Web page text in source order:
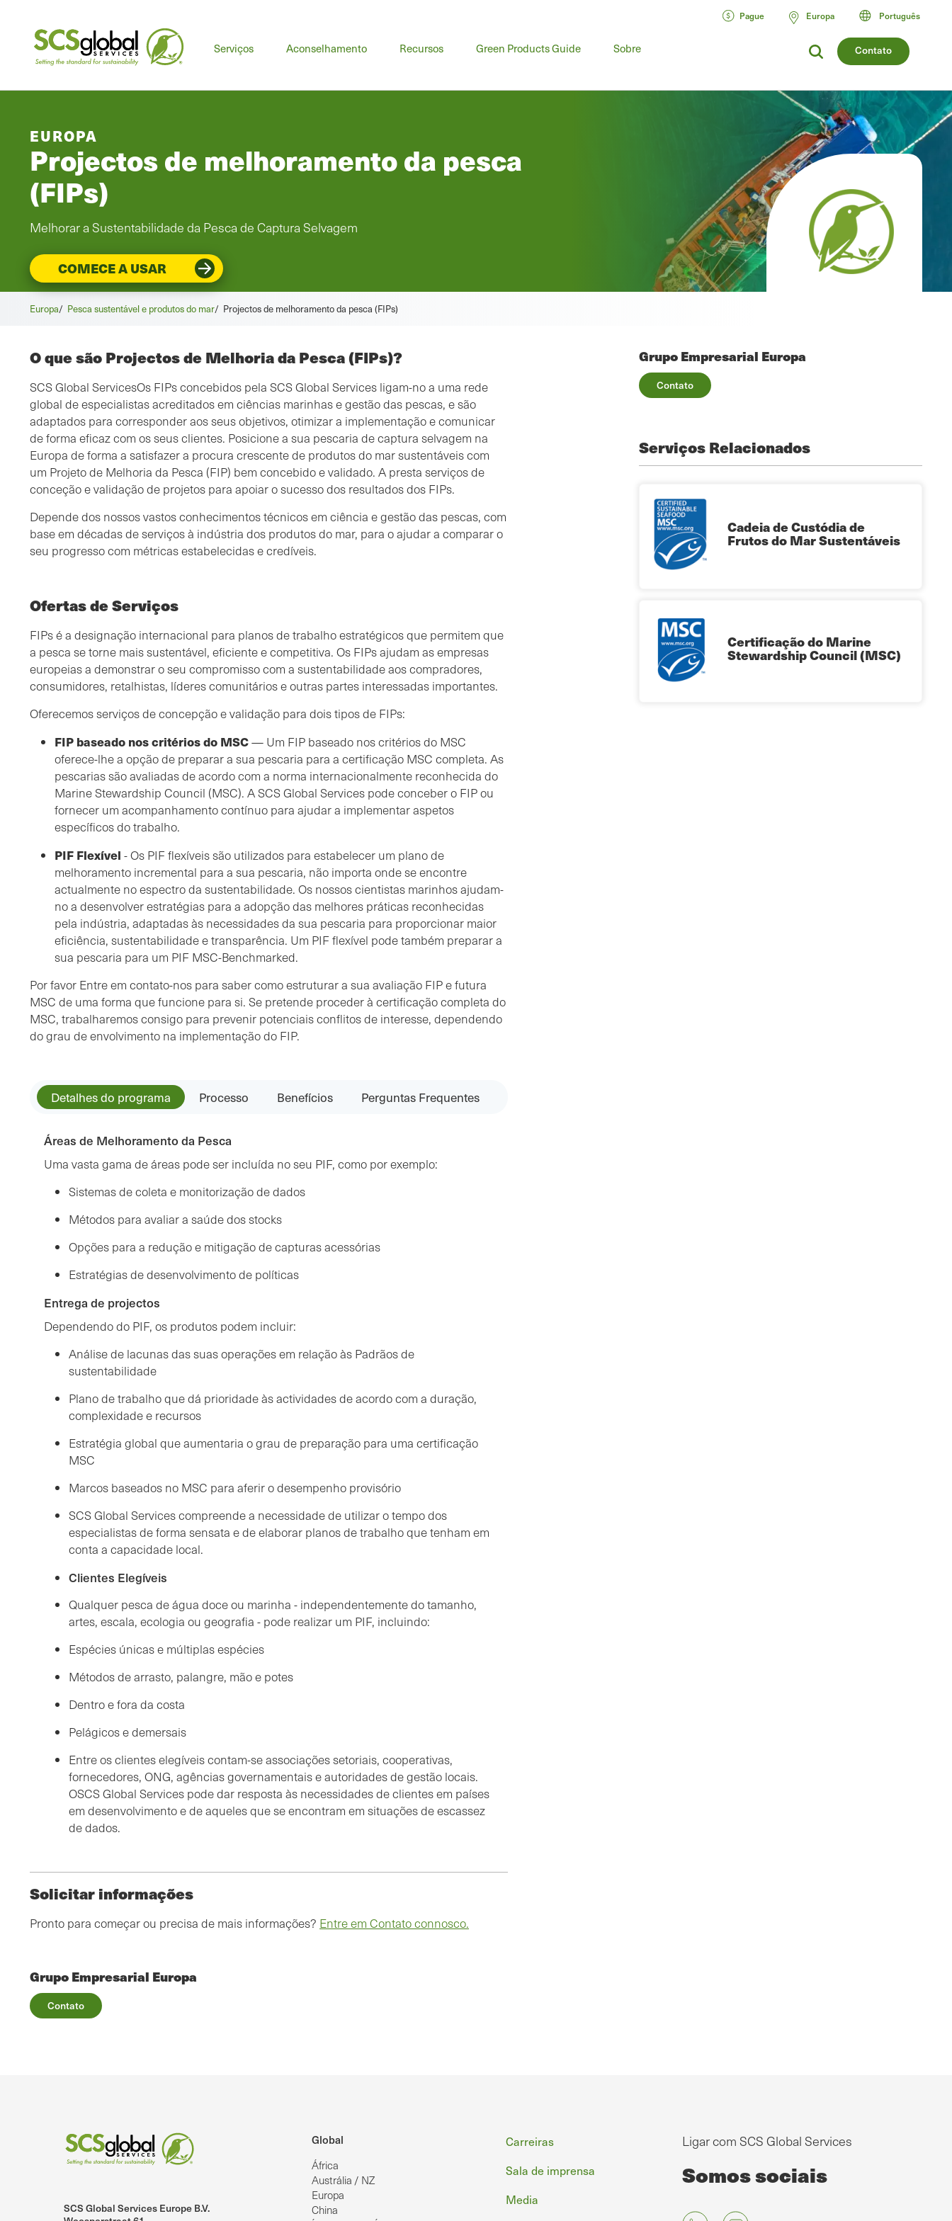
Contato
Serviços Aconselhamento Recursos Green Products Guide Sobre
Pague Europa Português
EUROPA
Projectos de melhoramento da pesca
(FIPs)
Melhorar a Sustentabilidade da Pesca de Captura Selvagem
COMECE A USAR
Europa/ Pesca sustentável e produtos do mar/ Projectos de melhoramento da pesca (FIPs)
Grupo Empresarial Europa
Contato
O que são Projectos de Melhoria da Pesca (FIPs)?
SCS Global ServicesOs FIPs concebidos pela SCS Global Services ligam-no a uma rede
global de especialistas acreditados em ciências marinhas e gestão das pescas, e são
adaptados para corresponder aos seus objetivos, otimizar a implementação e comunicar
de forma eficaz com os seus clientes. Posicione a sua pescaria de captura selvagem na
Europa de forma a satisfazer a procura crescente de produtos do mar sustentáveis com
um Projeto de Melhoria da Pesca (FIP) bem concebido e validado. A presta serviços de
conceção e validação de projetos para apoiar o sucesso dos resultados dos FIPs.
Depende dos nossos vastos conhecimentos técnicos em ciência e gestão das pescas, com
base em décadas de serviços à indústria dos produtos do mar, para o ajudar a comparar o
seu progresso com métricas estabelecidas e credíveis.
Ofertas de Serviços
FIPs é a designação internacional para planos de trabalho estratégicos que permitem que
a pesca se torne mais sustentável, eficiente e competitiva. Os FIPs ajudam as empresas
europeias a demonstrar o seu compromisso com a sustentabilidade aos compradores,
consumidores, retalhistas, líderes comunitários e outras partes interessadas importantes.
Oferecemos serviços de concepção e validação para dois tipos de FIPs:
FIP baseado nos critérios do MSC— Um FIP baseado nos critérios do MSC
oferece-lhe a opção de preparar a sua pescaria para a certificação MSC completa. As
pescarias são avaliadas de acordo com a norma internacionalmente reconhecida do
Marine Stewardship Council (MSC). A SCS Global Services pode conceber o FIP ou
fornecer um acompanhamento contínuo para ajudar a implementar aspetos
específicos do trabalho.
PIF Flexível - Os PIF flexíveis são utilizados para estabelecer um plano de
melhoramento incremental para a sua pescaria, não importa onde se encontre
actualmente no espectro da sustentabilidade. Os nossos cientistas marinhos ajudam-
no a desenvolver estratégias para a adopção das melhores práticas reconhecidas
pela indústria, adaptadas às necessidades da sua pescaria para proporcionar maior
eficiência, sustentabilidade e transparência. Um PIF flexível pode também preparar a
sua pescaria para um PIF MSC-Benchmarked.
Por favor Entre em contato-nos para saber como estruturar a sua avaliação FIP e futura
MSC de uma forma que funcione para si. Se pretende proceder à certificação completa do
MSC, trabalharemos consigo para prevenir potenciais conflitos de interesse, dependendo
do grau de envolvimento na implementação do FIP.
Detalhes do programa Processo Benefícios Perguntas Frequentes
Áreas de Melhoramento da Pesca
Uma vasta gama de áreas pode ser incluída no seu PIF, como por exemplo:
Sistemas de coleta e monitorização de dados
Métodos para avaliar a saúde dos stocks
Opções para a redução e mitigação de capturas acessórias
Estratégias de desenvolvimento de políticas
Entrega de projectos
Dependendo do PIF, os produtos podem incluir:
Análise de lacunas das suas operações em relação às Padrãos de
sustentabilidade
Plano de trabalho que dá prioridade às actividades de acordo com a duração,
complexidade e recursos
Estratégia global que aumentaria o grau de preparação para uma certificação
MSC
Marcos baseados no MSC para aferir o desempenho provisório
SCS Global Services compreende a necessidade de utilizar o tempo dos
especialistas de forma sensata e de elaborar planos de trabalho que tenham em
conta a capacidade local.
Clientes Elegíveis
Qualquer pesca de água doce ou marinha - independentemente do tamanho,
artes, escala, ecologia ou geografia - pode realizar um PIF, incluindo:
Espécies únicas e múltiplas espécies
Métodos de arrasto, palangre, mão e potes
Dentro e fora da costa
Pelágicos e demersais
Entre os clientes elegíveis contam-se associações setoriais, cooperativas,
fornecedores, ONG, agências governamentais e autoridades de gestão locais.
OSCS Global Services pode dar resposta às necessidades de clientes em países
em desenvolvimento e de aqueles que se encontram em situações de escassez
de dados.
Solicitar informações
Pronto para começar ou precisa de mais informações? Entre em Contato connosco.
Grupo Empresarial Europa
Contato
Serviços Relacionados
Cadeia de Custódia de
Frutos do Mar Sustentáveis
Certificação do Marine
Stewardship Council (MSC)
SCS Global Services Europe B.V.
Global
África
Austrália / NZ
Europa
China
Rodapé
Carreiras
Sala de imprensa
Media
Ligar com SCS Global Services
Somos sociais